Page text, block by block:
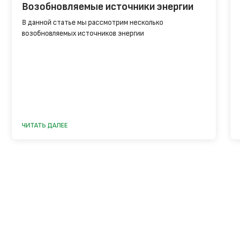
Возобновляемые источники энергии
В данной статье мы рассмотрим несколько
возобновляемых источников энергии
ЧИТАТЬ ДАЛЕЕ